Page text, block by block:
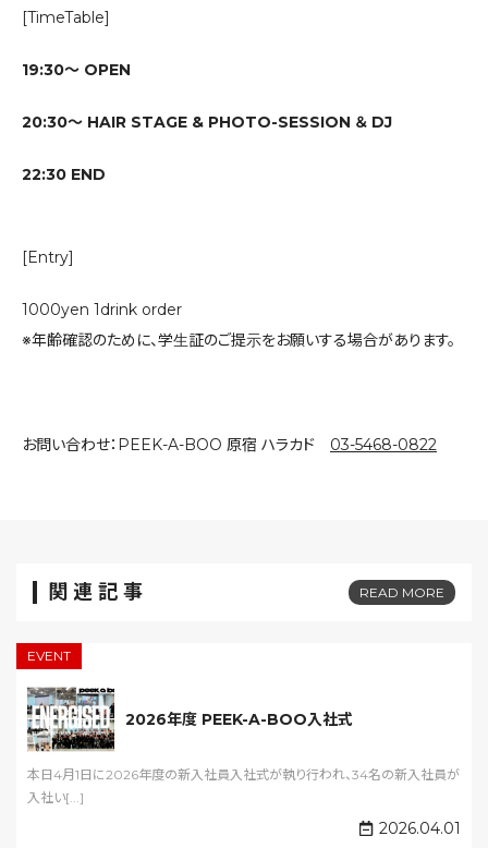
[TimeTable]
19:30〜 OPEN
20:30〜 HAIR STAGE & PHOTO-SESSION ＆ DJ
22:30 END
[Entry]
1000yen 1drink order
※年齢確認のために、学生証のご提示をお願いする場合があります。
お問い合わせ：PEEK-A-BOO 原宿 ハラカド 03-5468-0822
関連記事 READ MORE
EVENT
2026年度 PEEK-A-BOO入社式
本日4月1日に2026年度の新入社員入社式が執り行われ、34名の新入社員が
入社い[...]
2026.04.01